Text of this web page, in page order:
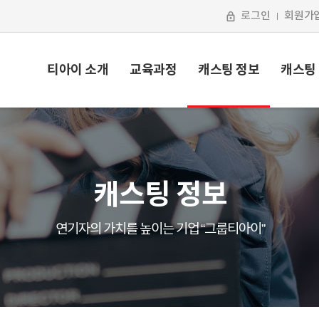
로그인 회원가
티아이 소개 교육과정 캐스팅 정보 캐스팅
캐스팅 정보
연기자의 가치를 높이는 기업 “그룹티아이”